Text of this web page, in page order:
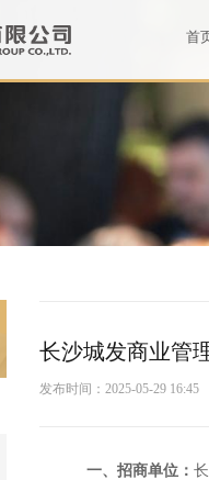
首
长沙城发商业管
发布时间： 2025-05-29 16:45
一、招商单位：